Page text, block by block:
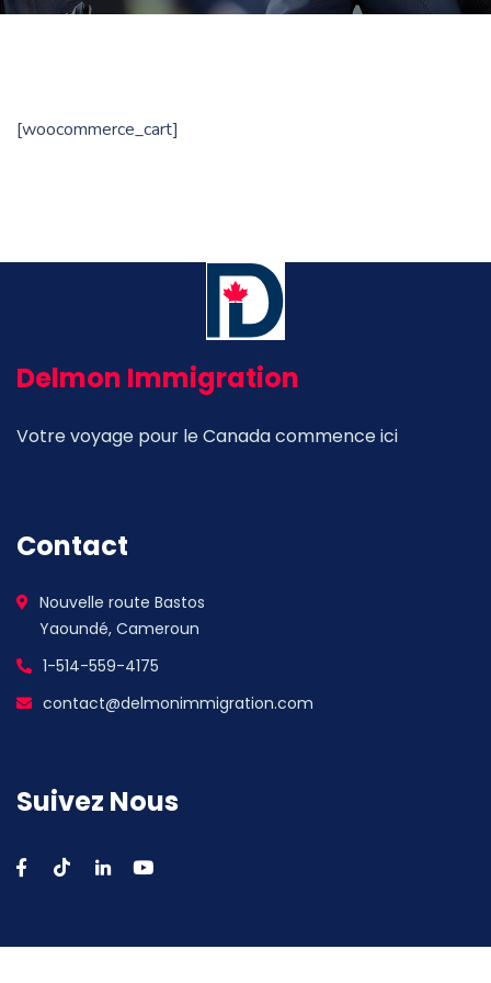
[woocommerce_cart]
Delmon Immigration
Votre voyage pour le Canada commence ici
Contact
Nouvelle route Bastos
Yaoundé, Cameroun
1-514-559-4175
contact@delmonimmigration.com
Suivez Nous